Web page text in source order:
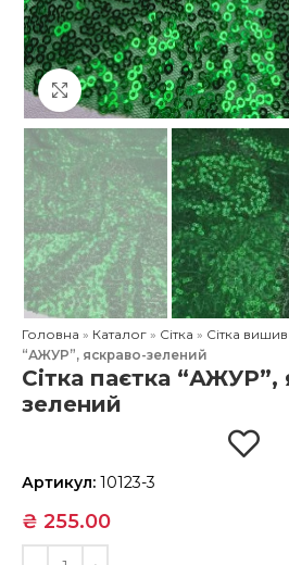
Клацніть, щоб збільшити
Головна » Каталог » Сітка » Сітка
“АЖУР”, яскраво-зелений
Сітка паєтка “АЖУР”,
зелений
Артикул:10123-3
₴ 255.00